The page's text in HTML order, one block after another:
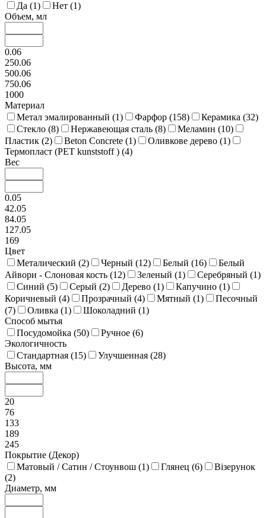
Да (1) Нет (1)
Объем, мл
0.06
250.06
500.06
750.06
1000
Материал
Метал эмалированный (1) Фарфор (158) Керамика (32)
Стекло (8) Нержавеющая сталь (8) Меламин (10)
Пластик (2) Beton Concrete (1) Оливкове дерево (1)
Термопласт (PET kunststoff ) (4)
Вес
0.05
42.05
84.05
127.05
169
Цвет
Металический (2) Черный (12) Белый (16)
Белый
Айвори - Слоновая кость (12) Зеленый (1) Серебряный (1)
Синий (5) Серый (2) Дерево (1) Капучино (1)
Коричневый (4) Прозрачный (4) Мятный (1)
Песочный
(7) Оливка (1) Шоколадний (1)
Способ мытья
Посудомойка (50) Ручное (6)
Экологичность
Стандартная (15) Улучшенная (28)
Высота, мм
20
76
133
189
245
Покрытие (Декор)
Матовый / Сатин / Стоунвош (1) Глянец (6)
Візерунок
(2)
Диаметр, мм